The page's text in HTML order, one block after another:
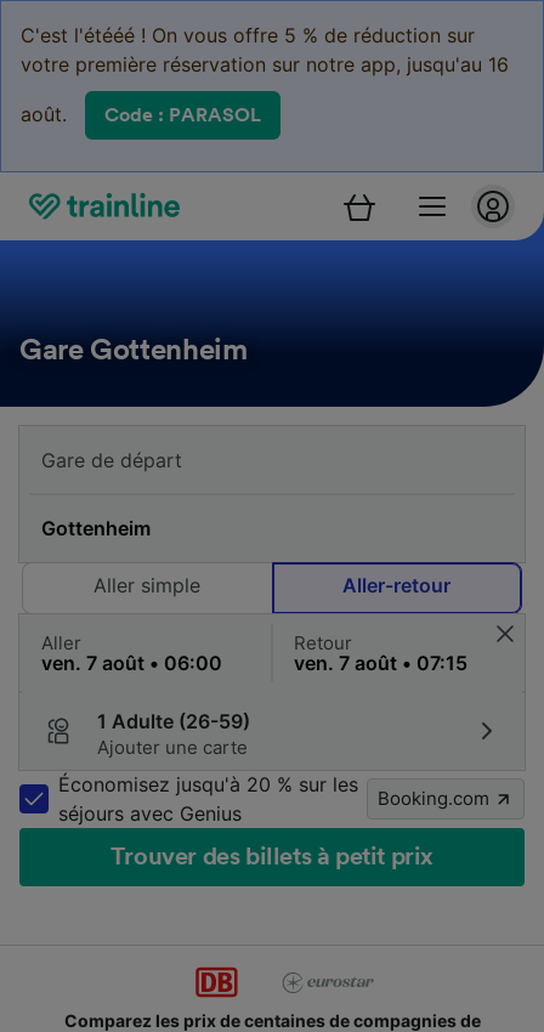
C'est l'étééé ! On vous offre 5 % de réduction sur
votre première réservation sur notre app, jusqu'au 16
août. Code : PARASOL
Gare Gottenheim
Aller simple Aller-retour
Aller Retour
1 Adulte (26-59)
Ajouter une carte
Économisez jusqu'à 20 % sur les
séjours avec Genius
Booking.com
Trouver des billets à petit prix
Comparez les prix de centaines de compagnies de